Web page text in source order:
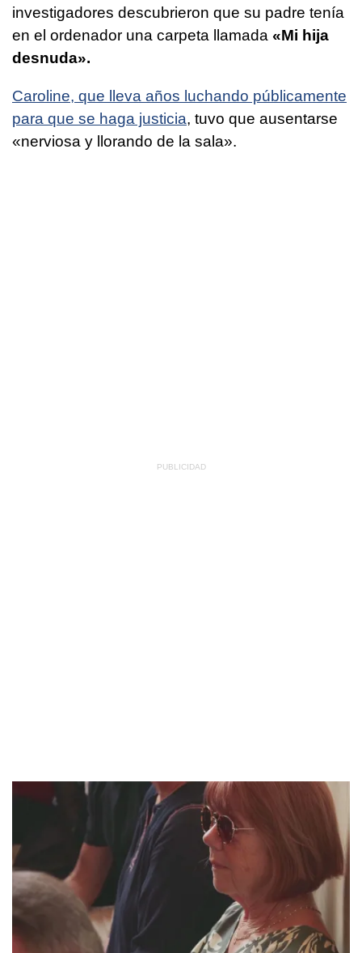
investigadores descubrieron que su padre tenía
en el ordenador una carpeta llamada «Mi hija
desnuda».
Caroline, que lleva años luchando públicamente
para que se haga justicia, tuvo que ausentarse
«nerviosa y llorando de la sala».